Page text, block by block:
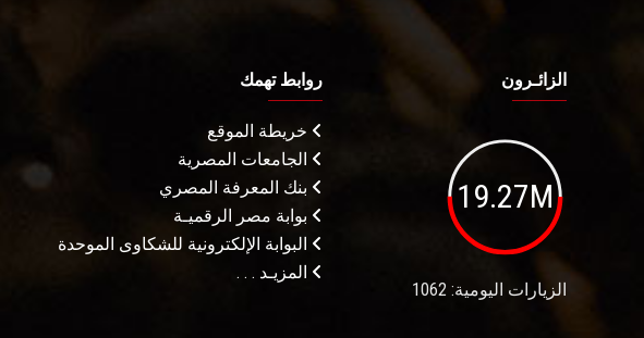
الزائـرون
19.27M
الزيارات اليومية: 1062
روابط تهمك
خريطة الموقع
الجامعات المصرية
بنك المعرفة المصري
بوابة مصر الرقميـة
البوابة الإلكترونية للشكاوى الموحدة
المزيـد . . .